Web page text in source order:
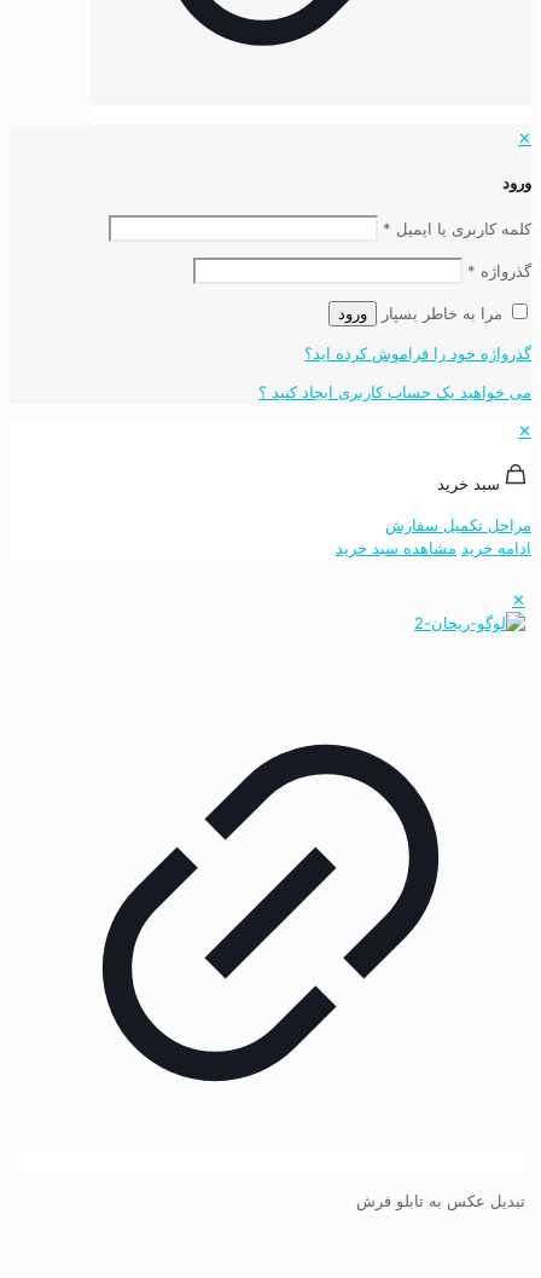
✕
ورود
کلمه کاربری یا ایمیل *
گذرواژه *
مرا به خاطر بسپار ورود
گذرواژه خود را فراموش کرده اید؟
می خواهید یک حساب کاربری ایجاد کنید ؟
✕
سبد خرید
مراحل تکمیل سفارش
ادامه خرید مشاهده سبد خرید
✕
تبدیل عکس به تابلو فرش